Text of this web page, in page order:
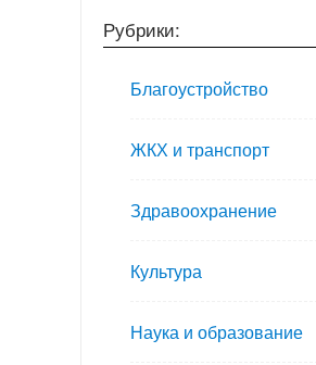
Рубрики:
Благоустройство
ЖКХ и транспорт
Здравоохранение
Культура
Наука и образование